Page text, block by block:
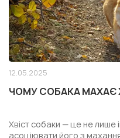
12.05.2025
ЧОМУ СОБАКА
Хвіст собаки — це не лише
асоціювати його з